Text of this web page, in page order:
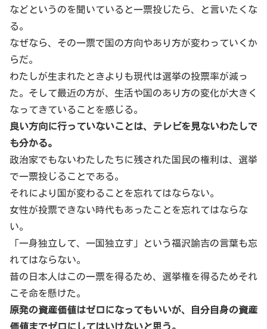
などというのを聞いていると一票投じたら、と言いたくな
る。
なぜなら、その一票で国の方向やあり方が変わっていくか
らだ。
わたしが生まれたときよりも現代は選挙の投票率が減っ
た。そして最近の方が、生活や国のあり方の変化が大きく
なってきていることを感じる。
良い方向に行っていないことは、テレビを見ないわたしで
も分かる。
政治家でもないわたしたちに残された国民の権利は、選挙
で一票投じることである。
それにより国が変わることを忘れてはならない。
女性が投票できない時代もあったことを忘れてはならな
い。
「一身独立して、一国独立す」という福沢諭吉の言葉も忘
れてはならない。
昔の日本人はこの一票を得るため、選挙権を得るためそれ
こそ命を懸けた。
原発の資産価値はゼロになってもいいが、自分自身の資産
価値までゼロにしてはいけないと思う。